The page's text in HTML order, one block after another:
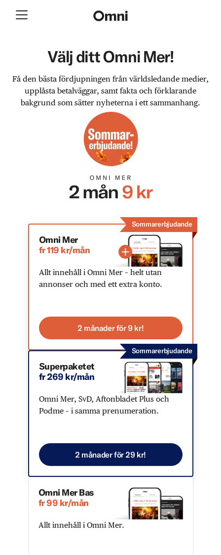
Välj ditt Omni Mer!
Få den bästa fördjupningen från världsledande medier,
upplåsta betalväggar, samt fakta och förklarande
bakgrund som sätter nyheterna i ett sammanhang.
Sommarerbjudande
Omni Mer
fr 119 kr/mån
Allt innehåll i Omni Mer – helt utan
annonser och med ett extra konto.
2 månader för 9 kr!
Sommarerbjudande
Superpaketet
fr 269 kr/mån
Omni Mer, SvD, Aftonbladet Plus och
Podme – i samma prenumeration.
2 månader för 29 kr!
Omni Mer Bas
fr 99 kr/mån
Allt innehåll i Omni Mer.